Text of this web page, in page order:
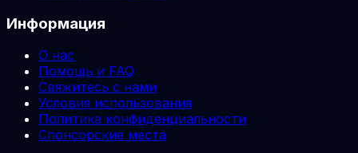
Информация
О нас
Помощь и FAQ
Свяжитесь с нами
Условия использования
Политика конфиденциальности
Спонсорские места